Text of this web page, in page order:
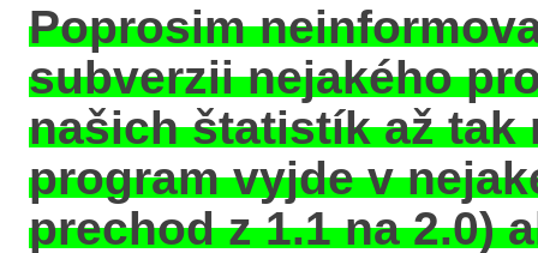
Poprosim
subverzii nejakého
našich štatistík až tak
program vyjde v
prechod z 1.1 na 2.0)